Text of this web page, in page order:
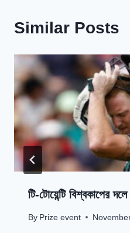
Similar Posts
টি-টোয়েন্টি বিশ্বকাপের
By Prize event